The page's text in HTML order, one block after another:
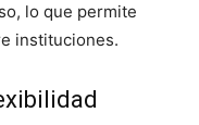
lo que permite
instituciones.